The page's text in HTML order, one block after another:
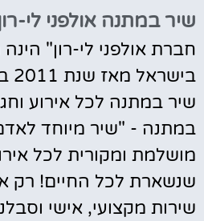
שיר במתנה אולפני לי-
חברת אולפני לי-רון"
שיר במתנה לכל אירוע
במתנה - "שיר מיוחד
מושלמת ומקורית לכל
שנשארת לכל החיים! רק
שירות מקצועי, אישי